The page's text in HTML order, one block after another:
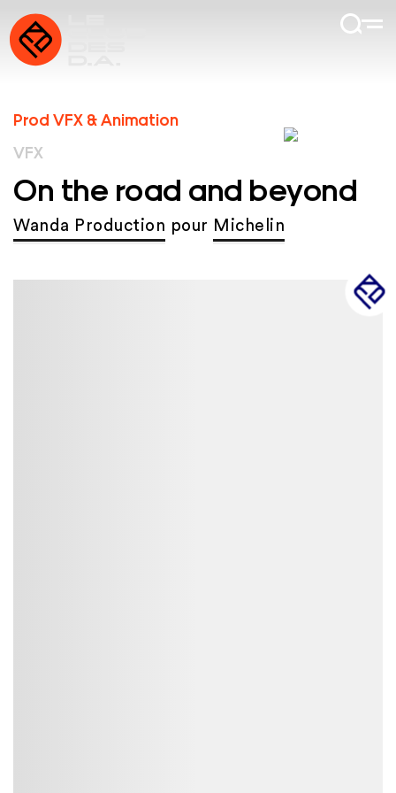
Prod VFX & Animation
VFX
On the road and beyond
Wanda Production pour Michelin